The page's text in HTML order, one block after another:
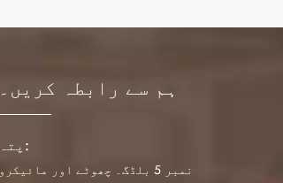
ہم سے رابطہ کریں۔
پتہ:
نمبر 5 بلڈگ۔ چھوٹے اور مائیکرو